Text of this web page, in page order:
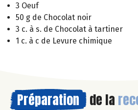
3 Oeuf
50 g de Chocolat noir
3 c. à s. de Chocolat à tartiner
1 c. à c de Levure chimique
Préparation de la